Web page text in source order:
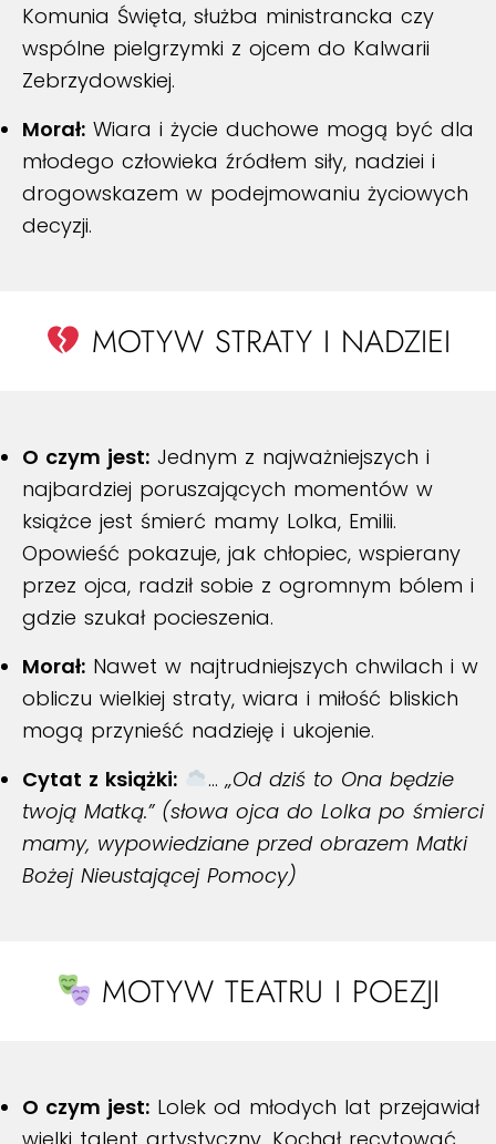
Komunia Święta, służba ministrancka czy
wspólne pielgrzymki z ojcem do Kalwarii
Zebrzydowskiej.
Morał: Wiara i życie duchowe mogą być dla
młodego człowieka źródłem siły, nadziei i
drogowskazem w podejmowaniu życiowych
decyzji.
MOTYW STRATY I NADZIEI
O czym jest: Jednym z najważniejszych i
najbardziej poruszających momentów w
książce jest śmierć mamy Lolka, Emilii.
Opowieść pokazuje, jak chłopiec, wspierany
przez ojca, radził sobie z ogromnym bólem i
gdzie szukał pocieszenia.
Morał: Nawet w najtrudniejszych chwilach i w
obliczu wielkiej straty, wiara i miłość bliskich
mogą przynieść nadzieję i ukojenie.
Cytat z książki:
…„Od dziś to Ona będzie
twoją Matką.” (słowa ojca do Lolka po śmierci
mamy, wypowiedziane przed obrazem Matki
Bożej Nieustającej Pomocy)
MOTYW TEATRU I POEZJI
O czym jest: Lolek od młodych lat przejawiał